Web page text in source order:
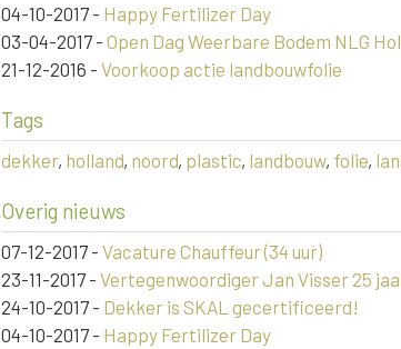
04-10-2017 - Happy Fertilizer Day
03-04-2017 - Open Dag Weerbare Bodem NLG
21-12-2016 - Voorkoop actie landbouwfolie
Tags
dekker, holland, noord, plastic, landbouw, folie,
Overig nieuws
07-12-2017 - Vacature Chauffeur (34 uur)
23-11-2017 - Vertegenwoordiger Jan Visser 25
24-10-2017 - Dekker is SKAL gecertificeerd!
04-10-2017 - Happy Fertilizer Day